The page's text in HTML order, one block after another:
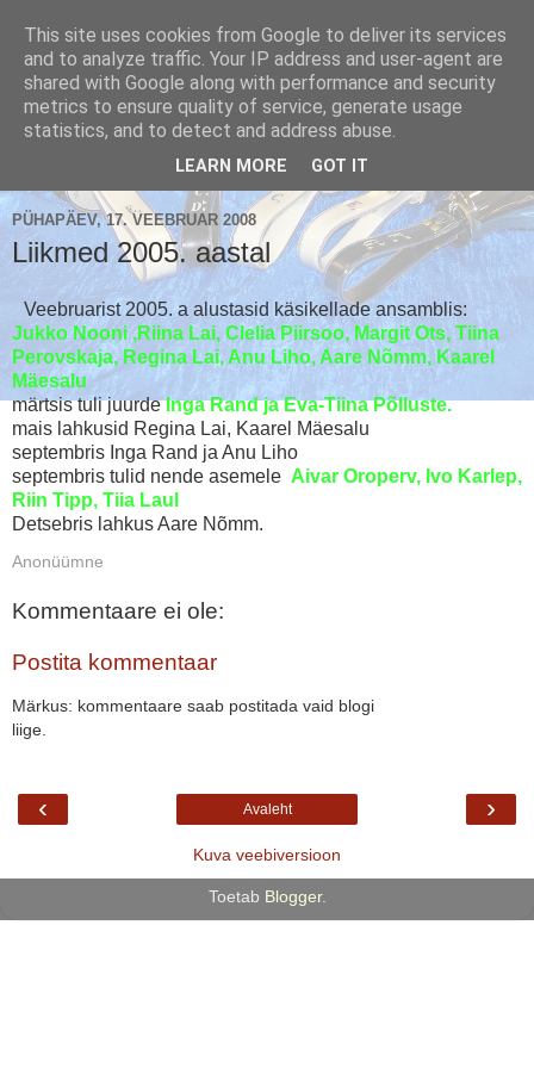
Käsikellade ansambel / Handbell Ensemble
PÜHAPÄEV, 17. VEEBRUAR 2008
Liikmed 2005. aastal
Veebruarist 2005. a alustasid käsikellade ansamblis:
Jukko Nooni ,Riina Lai, Clelia Piirsoo, Margit Ots, Tiina
Perovskaja, Regina Lai, Anu Liho, Aare Nõmm, Kaarel
Mäesalu
märtsis tuli juurdeInga Rand ja Eva-Tiina Põlluste.
mais lahkusid Regina Lai, Kaarel Mäesalu
septembris Inga Rand ja Anu Liho
septembris tulid nende asemele Aivar Oroperv, Ivo Karlep,
Riin Tipp, Tiia Laul
Detsebris lahkus Aare Nõmm.
Anonüümne
Kommentaare ei ole:
Postita kommentaar
Märkus: kommentaare saab postitada vaid blogi
liige.
‹ ›
Avaleht
Kuva veebiversioon
Toetab Blogger.
This site uses cookies from Google to deliver its services
and to analyze traffic. Your IP address and user-agent are
shared with Google along with performance and security
metrics to ensure quality of service, generate usage
statistics, and to detect and address abuse.
LEARN MORE GOT IT